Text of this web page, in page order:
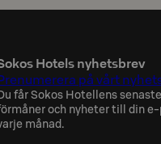
Hotels nyhetsbrev
på vårt
får Sokos Hotellens senaste
och nyheter till din
månad.